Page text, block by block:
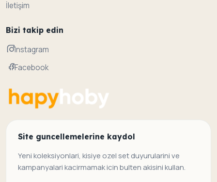
İletişim
Bizi takip edin
Instagram
Facebook
Site guncellemelerine kaydol
Yeni koleksiyonlari, kisiye ozel set duyurularini ve
kampanyalari kacirmamak icin bulten akisini kullan.